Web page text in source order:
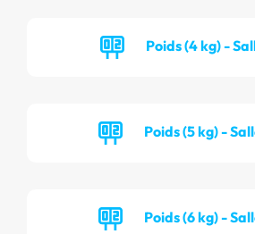
Poids (4 kg) -
Poids (5 kg) -
Poids (6 kg) -